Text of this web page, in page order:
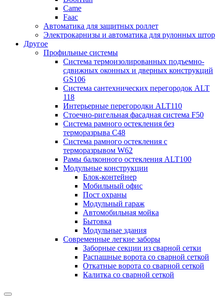
Came
Faac
Автоматика для защитных роллет
Электрокарнизы и автоматика для рулонных штор
Другое
Профильные системы
Система термоизолированных подъемно-
сдвижных оконных и дверных конструкций
GS106
Система сантехнических перегородок ALT
118
Интерьерные перегородки ALT110
Стоечно-ригельная фасадная система F50
Система рамного остекления без
терморазрыва C48
Система рамного остекления с
терморазрывом W62
Рамы балконного остекления ALT100
Модульные конструкции
Блок-контейнер
Мобильный офис
Пост охраны
Модульный гараж
Автомобильная мойка
Бытовка
Модульные здания
Современные легкие заборы
Заборные секции из сварной сетки
Распашные ворота со сварной сеткой
Откатные ворота со сварной сеткой
Калитка со сварной сеткой